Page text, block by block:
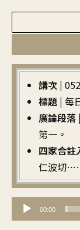
講次 |
標題 | 每
廣論段落 |
第一。
四家合註
仁波切
訊
00:00